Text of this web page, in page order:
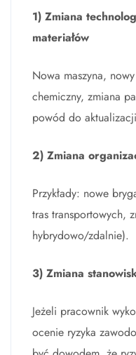
1) Zmiana
materiałów
Nowa maszyna,
chemiczny, zmiana
powód do
2) Zmiana
Przykłady: nowe
tras transportowych,
hybrydowo/zdalnie).
3) Zmiana
Jeżeli pracownik
ocenie ryzyka